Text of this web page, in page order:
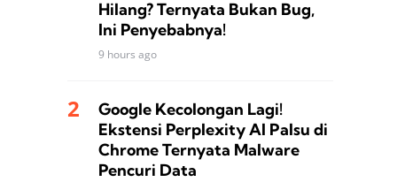
Hilang? Ternyata Bukan Bug,
Ini Penyebabnya!
9 hours ago
Google Kecolongan Lagi!
Ekstensi Perplexity AI Palsu di
Chrome Ternyata Malware
Pencuri Data